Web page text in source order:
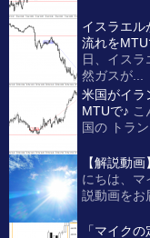
イスラエル
流れをMTU
日、イス
然ガスが...
米国がイラ
MTUで♪ こ
国の トラ
【解説動
にちは、マ
説動画をお
「マイク